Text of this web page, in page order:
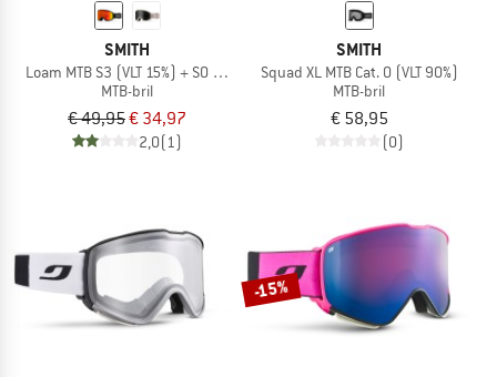
SMITH
Loam MTB S3 (VLT 15%) + S0 (VLT 90%)
MTB-bril
€ 49,95€ 34,97
2,0(1)
SMITH
Squad XL MTB Cat. 0 (VLT 90%)
MTB-bril
€ 58,95
(0)
-15%